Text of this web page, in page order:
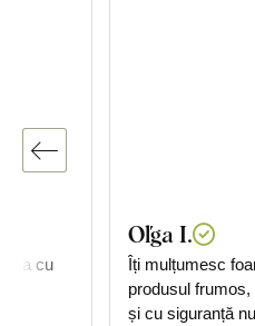
cu
Oľga I.
Îți mulțumesc
produsul
și cu siguranță